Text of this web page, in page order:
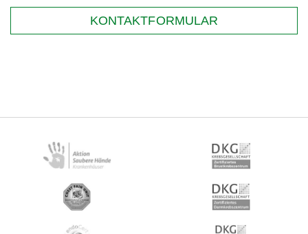
KONTAKTFORMULAR